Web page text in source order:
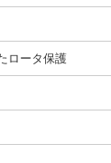
ロータ保護